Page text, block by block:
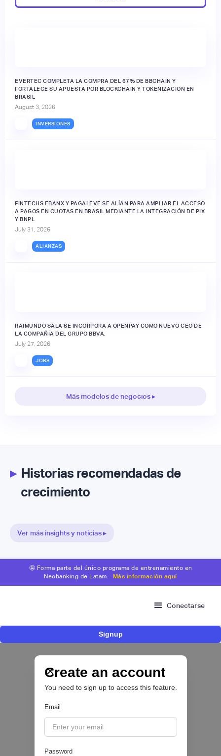
EVERTEC COMPLETA LA COMPRA DEL 67% DE BBCHAIN Y
FORTALECE SU APUESTA POR BLOCKCHAIN Y TOKENIZACIÓN EN
BRASIL
August 3, 2026
INVERSIONES
FINTECHS EBANX Y PAGALEVE SE ALÍAN PARA AMPLIAR EL ACCESO
A PAGOS EN CUOTAS EN BRASIL MEDIANTE LA INTEGRACIÓN DE PIX
Y BNPL
July 31, 2026
ALIANZAS
RAIMUNDO SALA SE INCORPORA A OPENPAY COMO NUEVO CEO DE
LA COMPAÑÍA DEL GRUPO BBVA.
July 27, 2026
JOBS
Más modelos de negocios ▸
▸Historias recomendadas de
crecimiento
Ver más insights y noticias ▸
🤩 Forma parte del único programa de entrenamiento en
Neobanking de Latam.
Más información aquí
Conectarse
Signup
Create an account
You need to sign up to access this feature.
Email
Password
fraude, identidad e IA que marcarán el futuro
del sector financiero
Sofía Neira Gómez